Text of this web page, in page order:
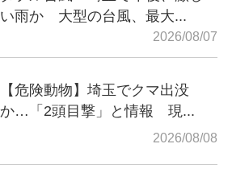
い雨か 大型の台風、最大...
2026/08/07
【危険動物】埼玉でクマ出没
か…「2頭目撃」と情報 現...
2026/08/08